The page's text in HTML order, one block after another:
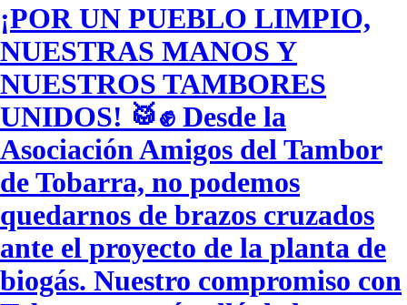
¡POR UN PUEBLO LIMPIO,
NUESTRAS MANOS Y
NUESTROS TAMBORES
UNIDOS! 🥁✊ Desde la
Asociación Amigos del Tambor
de Tobarra, no podemos
quedarnos de brazos cruzados
ante el proyecto de la planta de
biogás. Nuestro compromiso con